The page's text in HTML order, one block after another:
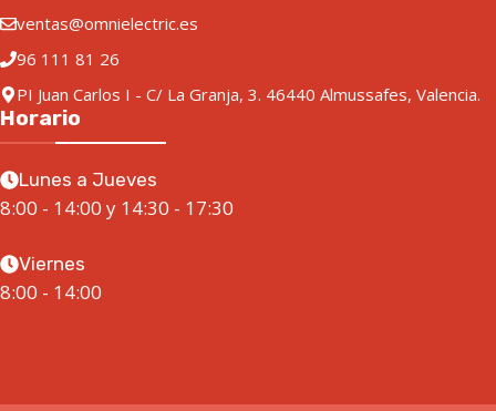
ventas@omnielectric.es
96 111 81 26
PI Juan Carlos I - C/ La Granja, 3. 46440 Almussafes, Valencia.
Horario
Lunes a Jueves
8:00 - 14:00 y 14:30 - 17:30
Viernes
8:00 - 14:00